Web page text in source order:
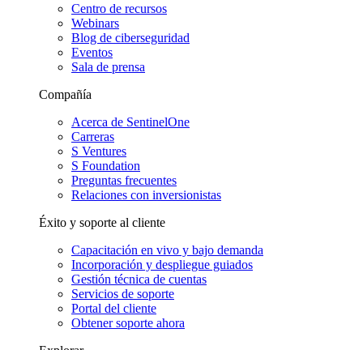
Centro de recursos
Webinars
Blog de ciberseguridad
Eventos
Sala de prensa
Compañía
Acerca de SentinelOne
Carreras
S Ventures
S Foundation
Preguntas frecuentes
Relaciones con inversionistas
Éxito y soporte al cliente
Capacitación en vivo y bajo demanda
Incorporación y despliegue guiados
Gestión técnica de cuentas
Servicios de soporte
Portal del cliente
Obtener soporte ahora